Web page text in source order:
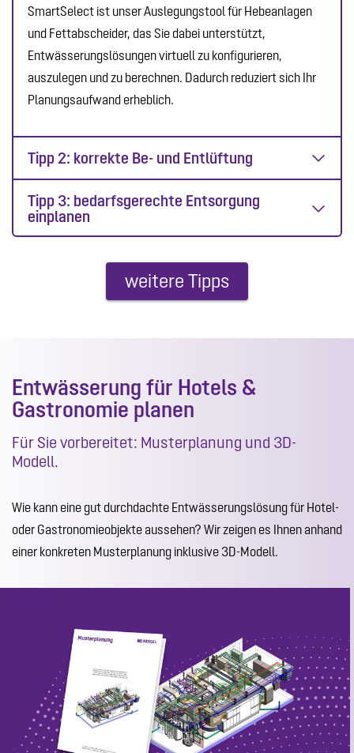
SmartSelect ist unser Auslegungstool für Hebeanlagen
und Fettabscheider, das Sie dabei unterstützt,
Entwässerungslösungen virtuell zu konfigurieren,
auszulegen und zu berechnen. Dadurch reduziert sich Ihr
Planungsaufwand erheblich.
Tipp 2: korrekte Be- und Entlüftung
Tipp 3: bedarfsgerechte Entsorgung
einplanen
weitere Tipps
Entwässerung für Hotels &
Gastronomie planen
Für Sie vorbereitet: Musterplanung und 3D-
Modell.
Wie kann eine gut durchdachte Entwässerungslösung für Hotel-
oder Gastronomieobjekte aussehen? Wir zeigen es Ihnen anhand
einer konkreten Musterplanung inklusive 3D-Modell.